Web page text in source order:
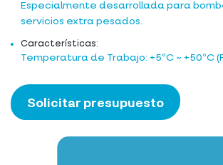
Especialmente desarrollada para
servicios extra pesados.
Características:
Temperatura de Trabajo: +5ºC ~ +50ºC
Solicitar presupuesto